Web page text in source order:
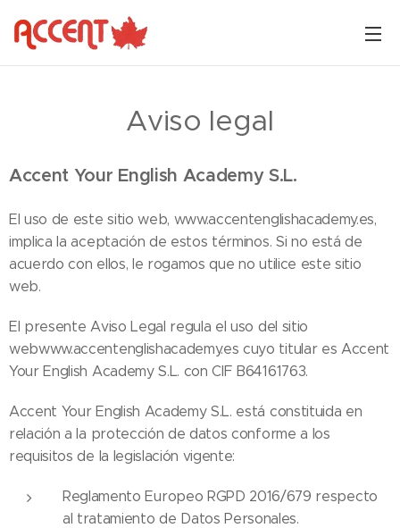
Aviso legal
Accent Your English Academy S.L.
El uso de este sitio web, www.accentenglishacademy.es,
implica la aceptación de estos términos. Si no está de
acuerdo con ellos, le rogamos que no utilice este sitio
web.
El presente Aviso Legal regula el uso del sitio
webwww.accentenglishacademy.es cuyo titular es Accent
Your English Academy S.L. con CIF B64161763.
Accent Your English Academy S.L. está constituida en
relación a la protección de datos conforme a los
requisitos de la legislación vigente:
Reglamento Europeo RGPD 2016/679 respecto
al tratamiento de Datos Personales.